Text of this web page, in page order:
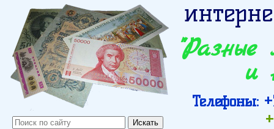
и
Телефоны: